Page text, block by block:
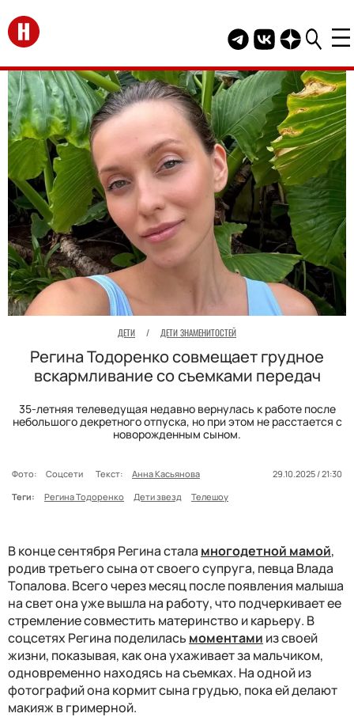
Перейти на главную
Telegram канал
Группа HELLO
Канал
ДЕТИ / ДЕТИ ЗНАМЕНИТОСТЕЙ
Регина Тодоренко совмещает грудное
вскармливание со съемками передач
35-летняя телеведущая недавно вернулась к работе после
небольшого декретного отпуска, но при этом не расстается с
новорожденным сыном.
Фото: Соцсети Текст: Анна Касьянова
29.10.2025 / 21:30
Теги:
Регина Тодоренко Дети звезд Телешоу
В конце сентября Регина стала многодетной мамой,
родив третьего сына от своего супруга, певца Влада
Топалова. Всего через месяц после появления малыша
на свет она уже вышла на работу, что подчеркивает ее
стремление совместить материнство и карьеру. В
соцсетях Регина поделилась моментами из своей
жизни, показывая, как она ухаживает за мальчиком,
одновременно находясь на съемках. На одной из
фотографий она кормит сына грудью, пока ей делают
макияж в гримерной.